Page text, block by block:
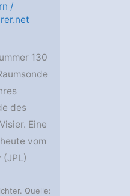
/
130
des
Eine
vom
(JPL)
Quelle: